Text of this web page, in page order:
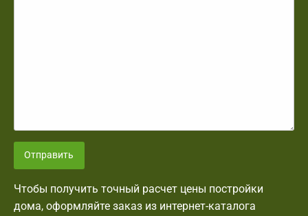
Отправить
Чтобы получить точный расчет цены постройки
дома, оформляйте заказ из интернет-каталога